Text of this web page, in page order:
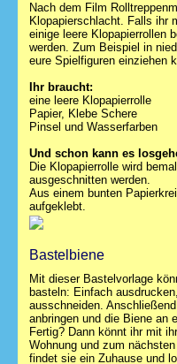
Nach dem Film
Klopapierschlacht. Falls ihr
einige leere Klopapierrollen
werden. Zum Beispiel in
eure Spielfiguren einziehen
Ihr braucht:
eine leere Klopapierrolle
Papier, Klebe Schere
Pinsel und Wasserfarben
Und schon kann es
Die Klopapierrolle wird
ausgeschnitten werden.
Aus einem bunten
aufgeklebt.
Bastelbiene
Mit dieser Bastelvorlage
basteln: Einfach
ausschneiden.
anbringen und die Biene an
Fertig? Dann könnt ihr mit
Wohnung und zum
findet sie ein Zuhause und